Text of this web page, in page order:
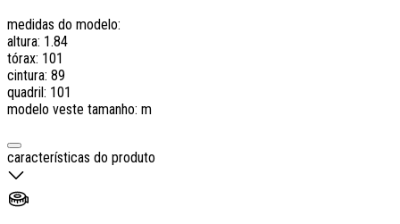
medidas do modelo:
altura: 1.84
tórax: 101
cintura: 89
quadril: 101
modelo veste tamanho: m
características do produto